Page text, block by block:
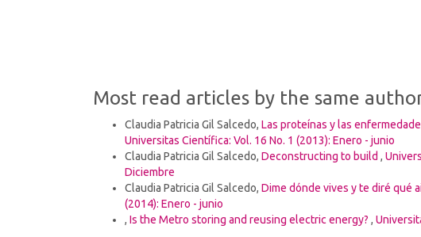
Most read articles by the same
Claudia Patricia Gil Salcedo, Las proteínas y las
Universitas Científica: Vol. 16 No. 1 (2013): Enero - junio
Claudia Patricia Gil Salcedo, Deconstructing to build ,
Diciembre
Claudia Patricia Gil Salcedo, Dime dónde vives y te diré qué
(2014): Enero - junio
, Is the Metro storing and reusing electric energy? ,